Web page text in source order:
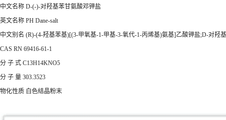
中文名称 D-(-)-对羟基苯甘氨酸邓钾盐
英文名称 PH Dane-salt
中文别名 (R)-(4-羟基苯基)[(3-甲氧基-1-甲基-3-氧代-1-丙烯基)氨基]乙酸钾盐;D-对羟
CAS RN 69416-61-1
分 子 式 C13H14KNO5
分 子 量 303.3523
物化性质 白色结晶粉末